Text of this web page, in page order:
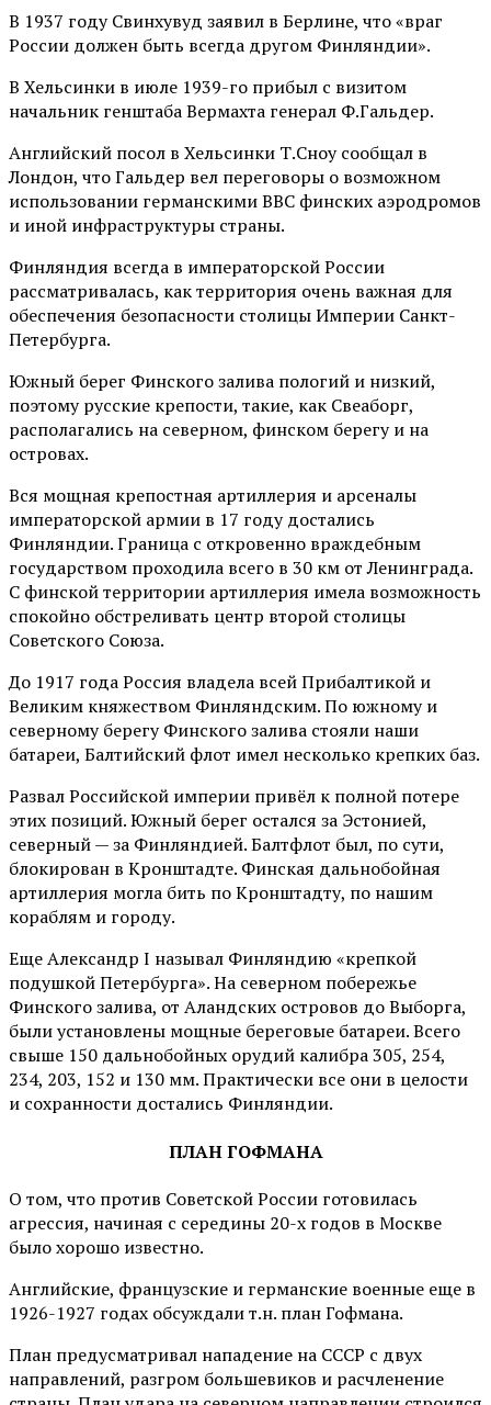
В 1937 году Свинхувуд заявил в Берлине, что «враг
России должен быть всегда другом Финляндии».
В Хельсинки в июле 1939-го прибыл с визитом
начальник генштаба Вермахта генерал Ф.Гальдер.
Английский посол в Хельсинки Т.Сноу сообщал в
Лондон, что Гальдер вел переговоры о возможном
использовании германскими ВВС финских аэродромов
и иной инфраструктуры страны.
Финляндия всегда в императорской России
рассматривалась, как территория очень важная для
обеспечения безопасности столицы Империи Санкт-
Петербурга.
Южный берег Финского залива пологий и низкий,
поэтому русские крепости, такие, как Свеаборг,
располагались на северном, финском берегу и на
островах.
Вся мощная крепостная артиллерия и арсеналы
императорской армии в 17 году достались
Финляндии. Граница с откровенно враждебным
государством проходила всего в 30 км от Ленинграда.
С финской территории артиллерия имела возможность
спокойно обстреливать центр второй столицы
Советского Союза.
До 1917 года Россия владела всей Прибалтикой и
Великим княжеством Финляндским. По южному и
северному берегу Финского залива стояли наши
батареи, Балтийский флот имел несколько крепких баз.
Развал Российской империи привёл к полной потере
этих позиций. Южный берег остался за Эстонией,
северный — за Финляндией. Балтфлот был, по сути,
блокирован в Кронштадте. Финская дальнобойная
артиллерия могла бить по Кронштадту, по нашим
кораблям и городу.
Еще Александр I называл Финляндию «крепкой
подушкой Петербурга». На северном побережье
Финского залива, от Аландских островов до Выборга,
были установлены мощные береговые батареи. Всего
свыше 150 дальнобойных орудий калибра 305, 254,
234, 203, 152 и 130 мм. Практически все они в целости
и сохранности достались Финляндии.
ПЛАН ГОФМАНА
О том, что против Советской России готовилась
агрессия, начиная с середины 20-х годов в Москве
было хорошо известно.
Английские, французские и германские военные еще в
1926-1927 годах обсуждали т.н. план Гофмана.
План предусматривал нападение на СССР с двух
направлений, разгром большевиков и расчленение